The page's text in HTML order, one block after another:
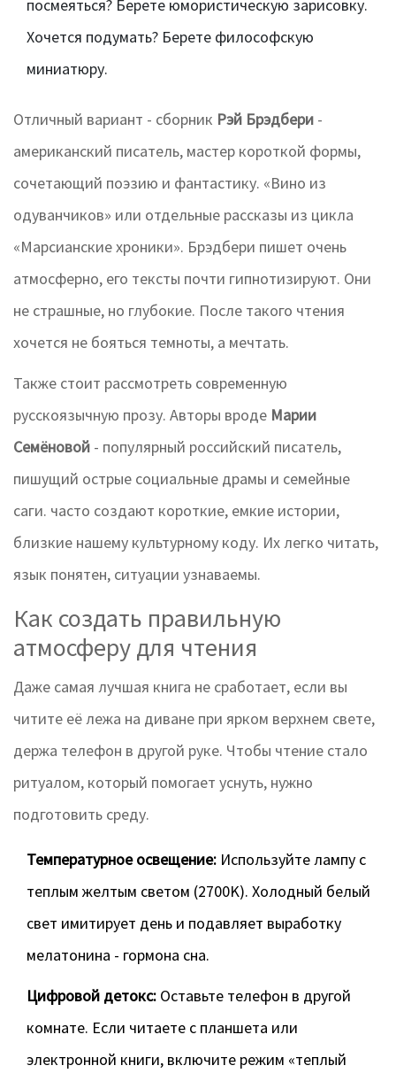
посмеяться? Берете юмористическую зарисовку.
Хочется подумать? Берете философскую
миниатюру.
Отличный вариант - сборник Рэй Брэдбери -
американский писатель, мастер короткой формы,
сочетающий поэзию и фантастику. «Вино из
одуванчиков» или отдельные рассказы из цикла
«Марсианские хроники». Брэдбери пишет очень
атмосферно, его тексты почти гипнотизируют. Они
не страшные, но глубокие. После такого чтения
хочется не бояться темноты, а мечтать.
Также стоит рассмотреть современную
русскоязычную прозу. Авторы вроде Марии
Семёновой - популярный российский писатель,
пишущий острые социальные драмы и семейные
саги. часто создают короткие, емкие истории,
близкие нашему культурному коду. Их легко читать,
язык понятен, ситуации узнаваемы.
Как создать правильную
атмосферу для чтения
Даже самая лучшая книга не сработает, если вы
читите её лежа на диване при ярком верхнем свете,
держа телефон в другой руке. Чтобы чтение стало
ритуалом, который помогает уснуть, нужно
подготовить среду.
Температурное освещение: Используйте лампу с
теплым желтым светом (2700K). Холодный белый
свет имитирует день и подавляет выработку
мелатонина - гормона сна.
Цифровой детокс: Оставьте телефон в другой
комнате. Если читаете с планшета или
электронной книги, включите режим «теплый